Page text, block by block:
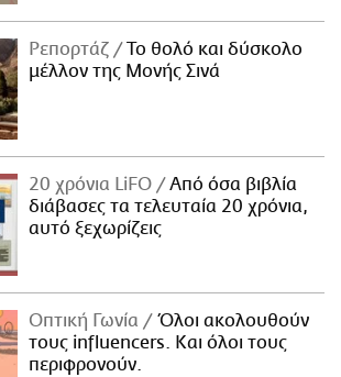
Ρεπορτάζ
Το θολό και δύσκολο
μέλλον της Μονής Σινά
20 χρόνια LiFO
Από όσα βιβλία
διάβασες τα τελευταία 20 χρόνια,
αυτό ξεχωρίζεις
Οπτική Γωνία
Όλοι ακολουθούν
τους influencers. Και όλοι τους
περιφρονούν.